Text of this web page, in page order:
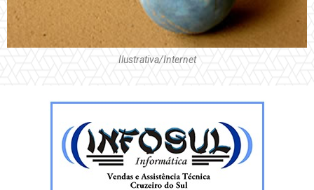
Ilustrativa/Internet